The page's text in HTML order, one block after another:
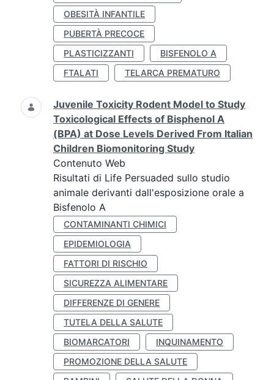
OBESITÀ INFANTILE
PUBERTÀ PRECOCE
PLASTICIZZANTI
BISFENOLO A
FTALATI
TELARCA PREMATURO
Juvenile Toxicity Rodent Model to Study
Toxicological Effects of Bisphenol A
(BPA) at Dose Levels Derived From Italian
Children Biomonitoring Study
Contenuto Web
Risultati di Life Persuaded sullo studio
animale derivanti dall'esposizione orale a
Bisfenolo A
CONTAMINANTI CHIMICI
EPIDEMIOLOGIA
FATTORI DI RISCHIO
SICUREZZA ALIMENTARE
DIFFERENZE DI GENERE
TUTELA DELLA SALUTE
BIOMARCATORI
INQUINAMENTO
PROMOZIONE DELLA SALUTE